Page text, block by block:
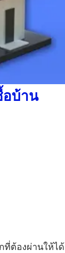
อบ้าน
ต้องผ่านให้ได้